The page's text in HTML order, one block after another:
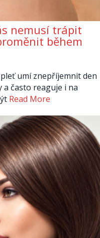
nemusí trápit
během
umí znepříjemnit den
a často reaguje i na
Read More